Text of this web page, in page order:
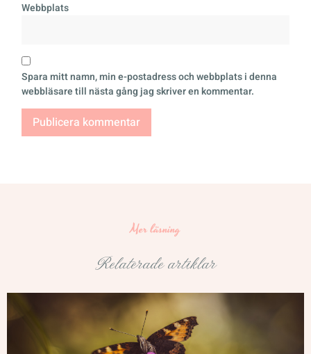
Webbplats
Spara mitt namn, min e-postadress och webbplats i denna
webbläsare till nästa gång jag skriver en kommentar.
Mer läsning
Relaterade artiklar